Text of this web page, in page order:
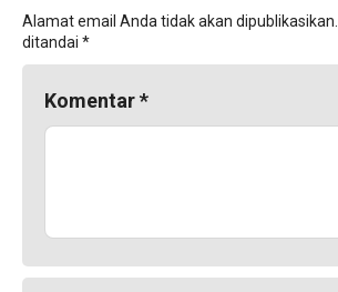
Alamat email Anda tidak akan dipublikasikan.
ditandai *
Komentar*